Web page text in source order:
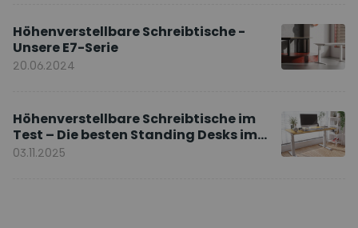
Höhenverstellbare Schreibtische -
Unsere E7-Serie
20.06.2024
Höhenverstellbare Schreibtische im
Test – Die besten Standing Desks im
Vergleich
03.11.2025